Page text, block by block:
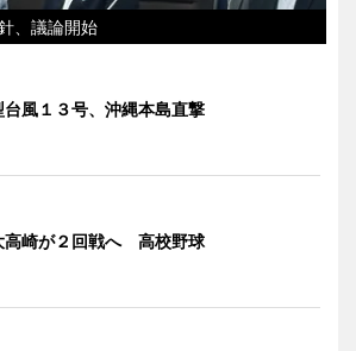
、議論開始
台風１３号、沖縄本島直撃
高崎が２回戦へ 高校野球